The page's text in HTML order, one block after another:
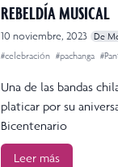
REBELDÍA MUSICAL
10 noviembre, 2023 De
#celebración #pachanga
Una de las bandas
platicar por su
Bicentenario
Leer más